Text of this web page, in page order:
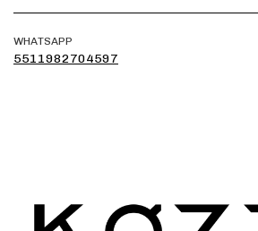
WHATSAPP
5511982704597